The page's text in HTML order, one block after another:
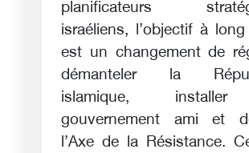
planificateurs
israéliens, l’objectif à
est un changement de
démanteler la
islamique,
gouvernement ami et
l’Axe de la Résistance.